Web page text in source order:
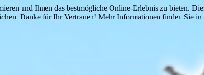
und Ihnen das bestmögliche Online-Erlebnis zu bieten.
Danke für Ihr Vertrauen! Mehr Informationen finden Sie in